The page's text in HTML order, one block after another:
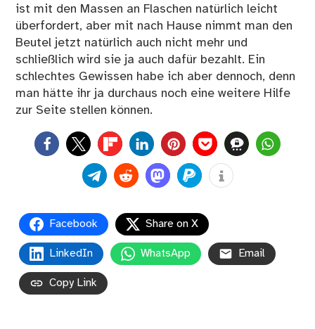
ist mit den Massen an Flaschen natürlich leicht
überfordert, aber mit nach Hause nimmt man den
Beutel jetzt natürlich auch nicht mehr und
schließlich wird sie ja auch dafür bezahlt. Ein
schlechtes Gewissen habe ich aber dennoch, denn
man hätte ihr ja durchaus noch eine weitere Hilfe
zur Seite stellen können.
0
Facebook Share on X
LinkedIn WhatsApp Email
Copy Link